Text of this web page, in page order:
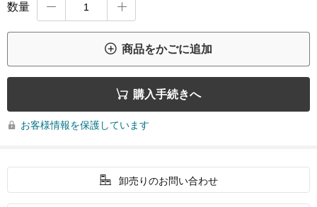
数量  
 商品をかごに追加
 購入手続きへ
 お客様情報を保護しています
 卸売りのお問い合わせ